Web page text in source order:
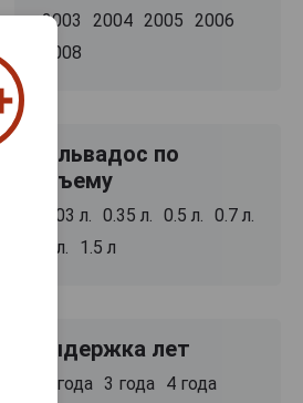
2003
2004 2005
2006
2008
Кальвадос по
объему
0.03 л. 0.35 л. 0.5 л.
0.7 л.
1 л.
1.5 л
Выдержка лет
2 года 3 года
4 года